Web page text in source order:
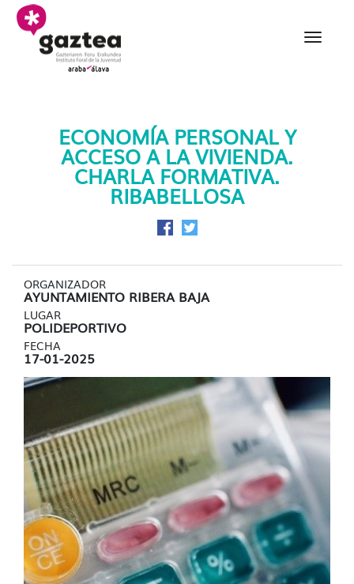
Saltar al contenido principal
Economia personal y
ECONOMÍA PERSONAL Y
ACCESO A LA VIVIENDA.
CHARLA FORMATIVA.
RIBABELLOSA
Compartir en Facebook
Compartir en Twitter
ORGANIZADOR
AYUNTAMIENTO RIBERA BAJA
LUGAR
POLIDEPORTIVO
FECHA
17-01-2025